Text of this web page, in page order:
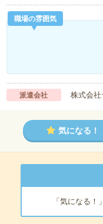
職場の雰囲気
派遣会社 株式会社
気になる！
「気になる